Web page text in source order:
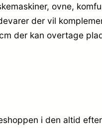
ovne,
der vil
der kan overtage
i den altid